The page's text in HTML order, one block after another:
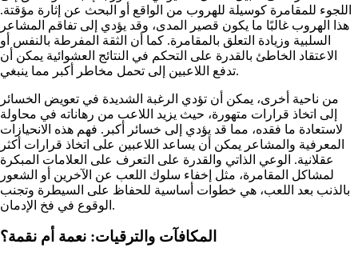
اللجوء للمقامرة كوسيلة للهروب من الواقع أو البحث عن إثارة مؤقتة.
هذا الهروب غالبًا ما يكون قصير المدى، وقد يؤدي إلى تفاقم المشاعر
السلبية وزيادة التعلق بالمقامرة. كما أن الثقة المفرطة بالنفس أو
الاعتقاد الخاطئ بالقدرة على التحكم في النتائج العشوائية يمكن أن
تدفع اللاعبين إلى تحمل مخاطر أكبر مما ينبغي.
من ناحية أخرى، يمكن أن تؤدي الرغبة الشديدة في تعويض الخسائر
إلى اتخاذ قرارات متهورة، حيث يزيد اللاعب من رهاناته في محاولة
لاستعادة ما فقده، مما قد يؤدي إلى خسائر أكبر. فهم هذه الانحيازات
المعرفية والمشاعر يمكن أن يساعد اللاعبين على اتخاذ قرارات أكثر
عقلانية. الوعي الذاتي والقدرة على التعرف على العلامات المبكرة
لمشاكل المقامرة، مثل إخفاء سلوك اللعب عن الآخرين أو الشعور
بالذنب بعد اللعب، هي خطوات أساسية للحفاظ على السيطرة وتجنب
الوقوع في فخ الإدمان.
المكافآت والترقيات: نعمة أم نقمة؟